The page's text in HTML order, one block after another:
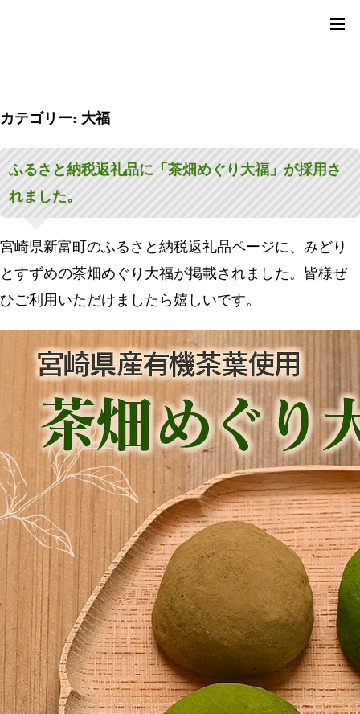
コ
ン
テ
ン
へ
ス
キ
ッ
カテゴリー: 大福
ふるさと納税返礼品に「茶畑めぐり大福」が採用さ
れました。
宮崎県新富町のふるさと納税返礼品ページに、みどり
とすずめの茶畑めぐり大福が掲載されました。皆様ぜ
ひご利用いただけましたら嬉しいです。